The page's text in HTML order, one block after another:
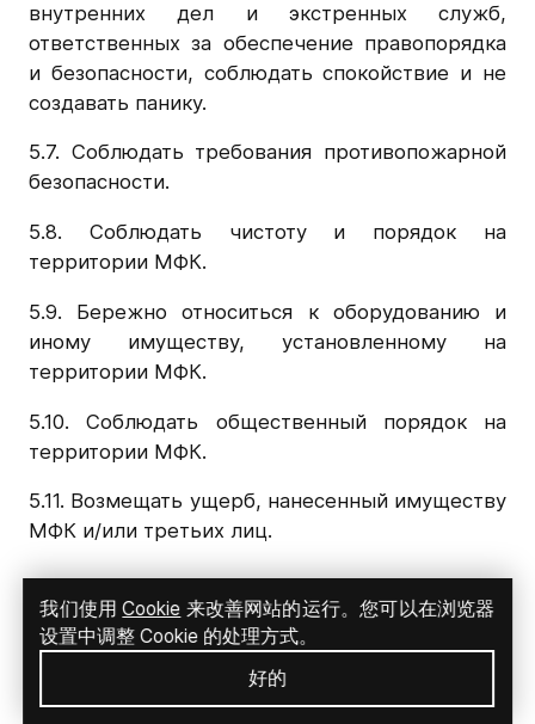
внутренних дел и экстренных служб,
ответственных за обеспечение правопорядка
и безопасности, соблюдать спокойствие и не
создавать панику.
5.7. Соблюдать требования противопожарной
безопасности.
5.8. Соблюдать чистоту и порядок на
территории МФК.
5.9. Бережно относиться к оборудованию и
иному имуществу, установленному на
территории МФК.
5.10. Соблюдать общественный порядок на
территории МФК.
5.11. Возмещать ущерб, нанесенный имуществу
МФК и/или третьих лиц.
6. Посетитель вправе.
6.1. Получать полную информацию о режиме
работы МФК, Администрации, отдельных
我们使用Cookie 来改善网站的运行。您可以在浏览器
设置中调整 Cookie 的处理方式。
好的